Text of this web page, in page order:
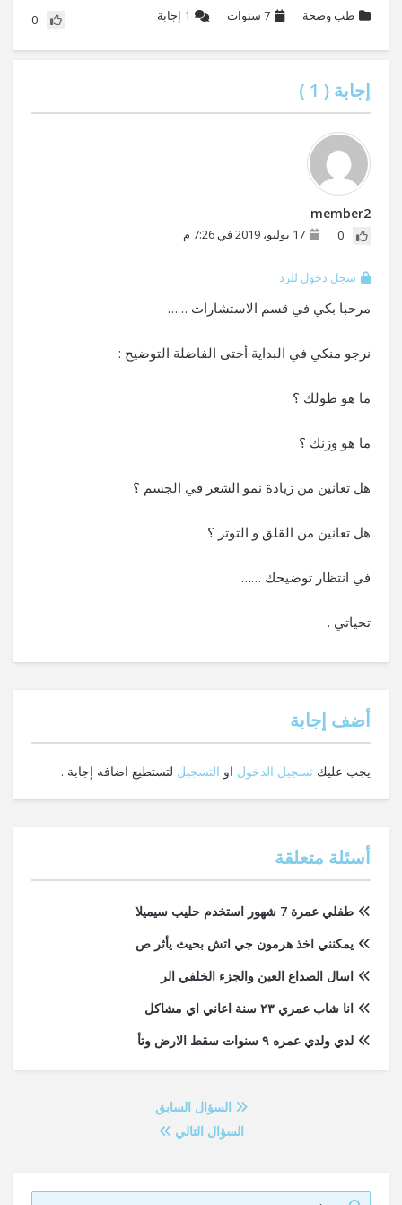
طب وصحة 7 سنوات 1 إجابة 0
إجابة ( 1
)
member2
0 17 يوليو، 2019 في 7:26 م
سجل دخول للرد
مرحبا بكي في قسم الاستشارات ……
نرجو منكي في البداية أختى الفاضلة التوضيح :
ما هو طولك ؟
ما هو وزنك ؟
هل تعانين من زيادة نمو الشعر في الجسم ؟
هل تعانين من القلق و التوتر ؟
في انتظار توضيحك ……
تحياتي .
‫أضف إجابة
يجب عليك تسجيل الدخول او التسجيل لتستطيع اضافه إجابة .
أسئلة متعلقة
طفلي عمرة 7 شهور استخدم حليب سيميلا
يمكنني اخذ هرمون جي اتش بحيث يأثر ص
اسال الصداع العين والجزء الخلفي الر
انا شاب عمري ٢٣ سنة اعاني اي مشاكل
لدي ولدي عمره ٩ سنوات سقط الارض وتأ
السؤال السابق
السؤال التالي